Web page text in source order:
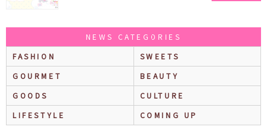
NEWS CATEGORIES
FASHION
SWEETS
GOURMET
BEAUTY
GOODS
CULTURE
LIFESTYLE
COMING UP